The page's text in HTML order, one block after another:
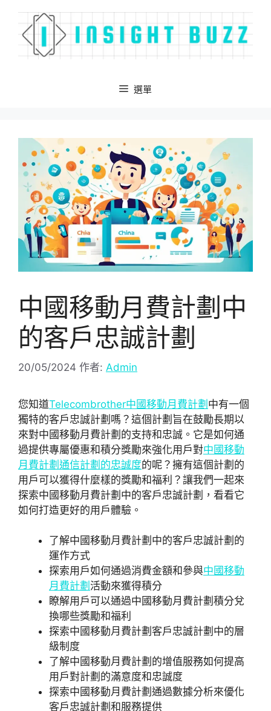
選單
中國移動月費計劃中
的客戶忠誠計劃
20/05/2024 作者: Admin
您知道Telecombrother中國移動月費計劃 中有一個
獨特的客戶忠誠計劃嗎？這個計劃旨在鼓勵長期以
來對中國移動月費計劃的支持和忠誠。它是如何通
過提供專屬優惠和積分獎勵來強化用戶對中國移動
月費計劃通信計劃的忠誠度的呢？擁有這個計劃的
用戶可以獲得什麼樣的獎勵和福利？讓我們一起來
探索中國移動月費計劃中的客戶忠誠計劃，看看它
如何打造更好的用戶體驗。
了解中國移動月費計劃中的客戶忠誠計劃的
運作方式
探索用戶如何通過消費金額和參與中國移動
月費計劃 活動來獲得積分
瞭解用戶可以通過中國移動月費計劃積分兌
換哪些獎勵和福利
探索中國移動月費計劃客戶忠誠計劃中的層
級制度
了解中國移動月費計劃的增值服務如何提高
用戶對計劃的滿意度和忠誠度
探索中國移動月費計劃通過數據分析來優化
客戶忠誠計劃和服務提供